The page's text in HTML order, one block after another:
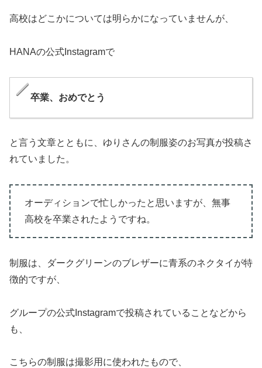
高校はどこかについては明らかになっていませんが、
HANAの公式Instagramで
卒業、おめでとう
と言う文章とともに、ゆりさんの制服姿のお写真が投稿さ
れていました。
オーディションで忙しかったと思いますが、無事
高校を卒業されたようですね。
制服は、ダークグリーンのブレザーに青系のネクタイが特
徴的ですが、
グループの公式Instagramで投稿されていることなどから
も、
こちらの制服は撮影用に使われたもので、